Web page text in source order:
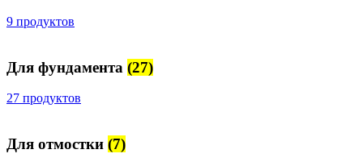
9 продуктов
Для фундамента (27)
27 продуктов
Для отмостки (7)